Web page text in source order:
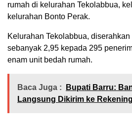
rumah di kelurahan Tekolabbua,
kelurahan Bonto Perak.
Kelurahan Tekolabbua,
sebanyak 2,95 kepada 295
enam unit bedah rumah.
Baca Juga :
Bupati Barru:
Langsung Dikirim ke